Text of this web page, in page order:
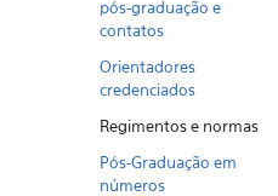
pós-graduação e
contatos
Orientadores
credenciados
Regimentos e normas
Pós-Graduação em
números